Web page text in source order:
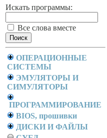
Искать программы:
Все слова вместе
ОПЕРАЦИОННЫЕ
СИСТЕМЫ
ЭМУЛЯТОРЫ И
СИМУЛЯТОРЫ
ПРОГРАММИРОВАНИЕ
BIOS, прошивки
ДИСКИ И ФАЙЛЫ